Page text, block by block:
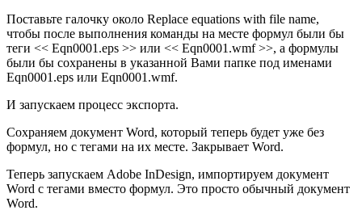
Поставьте галочку около Replace equations with file name,
чтобы после выполнения команды на месте формул были бы
теги << Eqn0001.eps >> или << Eqn0001.wmf >>, а формулы
были бы сохранены в указанной Вами папке под именами
Eqn0001.eps или Eqn0001.wmf.
И запускаем процесс экспорта.
Сохраняем документ Word, который теперь будет уже без
формул, но с тегами на их месте. Закрывает Word.
Теперь запускаем Adobe InDesign, импортируем документ
Word с тегами вместо формул. Это просто обычный документ
Word.